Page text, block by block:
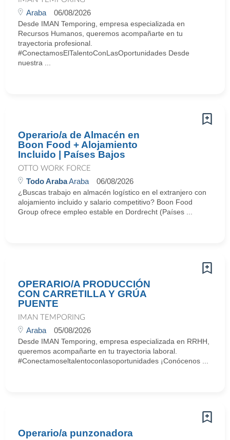
Araba 06/08/2026
Desde IMAN Temporing, empresa especializada en
Recursos Humanos, queremos acompañarte en tu
trayectoria profesional.
#ConectamosElTalentoConLasOportunidades Desde
nuestra ...
Operario/a de Almacén en
Boon Food + Alojamiento
Incluido | Países Bajos
OTTO WORK FORCE
Todo ArabaAraba 06/08/2026
¿Buscas trabajo en almacén logístico en el extranjero con
alojamiento incluido y salario competitivo? Boon Food
Group ofrece empleo estable en Dordrecht (Países ...
OPERARIO/A PRODUCCIÓN
CON CARRETILLA Y GRÚA
PUENTE
IMAN TEMPORING
Araba 05/08/2026
Desde IMAN Temporing, empresa especializada en RRHH,
queremos acompañarte en tu trayectoria laboral.
#Conectamoseltalentoconlasoportunidades ¡Conócenos ...
Operario/a punzonadora